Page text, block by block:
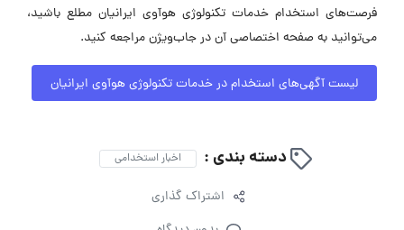
فرصت‌های استخدام خدمات تکنولوژی هوآوی ایرانیان مطلع باشید،
می‌توانید به صفحه اختصاصی آن در جاب‌ویژن مراجعه کنید.
لیست آگهی‌های استخدام در خدمات تکنولوژی هوآوی ایرانیان
دسته بندی : اخبار استخدامی
اشتراک گذاری